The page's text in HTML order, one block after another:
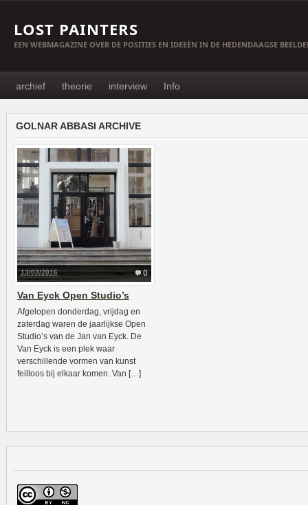
LOST PAINTERS
EEN WEBMAGAZINE OVER DE POSITIES EN IDEEËN IN DE HEDENDAAGSE
archief theorie interview Info
GOLNAR ABBASI ARCHIVE
0
13/03/2016
Van Eyck Open Studio’s
Afgelopen donderdag, vrijdag en
zaterdag waren de jaarlijkse Open
Studio’s van de Jan van Eyck. De
Van Eyck is een plek waar
verschillende vormen van kunst
feilloos bij elkaar komen. Van […]